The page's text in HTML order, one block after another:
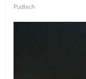
Pudlach